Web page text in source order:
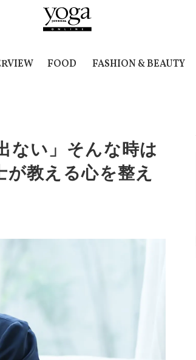
FOOD FASHION & BEAUTY
ない」そんな時は
教える心を整え